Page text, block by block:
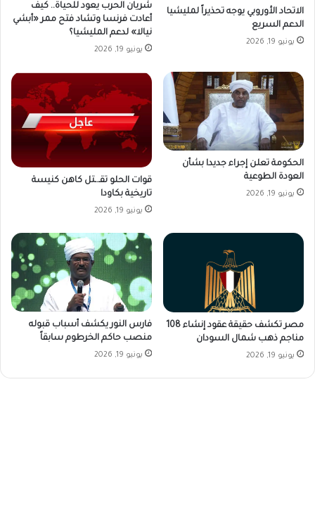
الاتحاد الأوروبي يوجه تحذيراً لمليشيا
الدعم السريع
يونيو 19, 2026
شريان الحرب يعود للحياة.. كيف
أعادت فرنسا وتشاد فتح ممر «أبشي
نيالا» لدعم المليشيا؟
يونيو 19, 2026
الحكومة تعلن إجراء جديدا بشأن
العودة الطوعية
يونيو 19, 2026
قوات الحلو تقـ.ـتل كاهن كنيسة
تاريخية بكاودا
يونيو 19, 2026
مصر تكشف حقيقة عقود إنشاء 108
مناجم ذهب شمال السودان
يونيو 19, 2026
فارس النور يكشف أسباب قبوله
منصب حاكم الخرطوم سابقاً
يونيو 19, 2026